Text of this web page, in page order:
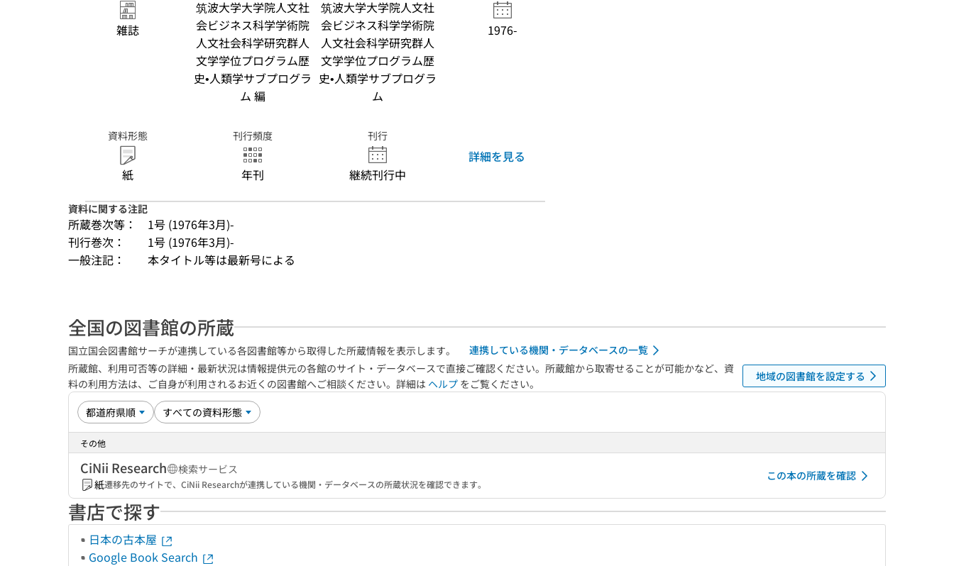
雑誌
筑波大学大学院人文社
会ビジネス科学学術院
人文社会科学研究群人
文学学位プログラム歴
史•人類学サブプログラ
ム 編
筑波大学大学院人文社
会ビジネス科学学術院
人文社会科学研究群人
文学学位プログラム歴
史•人類学サブプログラ
ム
1976-
資料形態
紙
刊行頻度
年刊
刊行
継続刊行中
詳細を見る
資料に関する注記
所蔵巻次等：
1号 (1976年3月)-
刊行巻次：
1号 (1976年3月)-
一般注記：
本タイトル等は最新号による
全国の図書館の所蔵
国立国会図書館サーチが連携している各図書館等から取得した所蔵情報を表示します。
連携している機関・データベースの一覧
所蔵館、利用可否等の詳細・最新状況は情報提供元の各館のサイト・データベースで直接ご確認ください。所蔵館から取寄せることが可能かなど、資
料の利用方法は、ご自身が利用されるお近くの図書館へご相談ください。詳細は ヘルプ をご覧ください。
地域の図書館を設定する
その他
CiNii Research
検索サービス
紙遷移先のサイトで、CiNii Researchが連携している機関・データベースの所蔵状況を確認できます。
この本の所蔵を確認
書店で探す
日本の古本屋
Google Book Search